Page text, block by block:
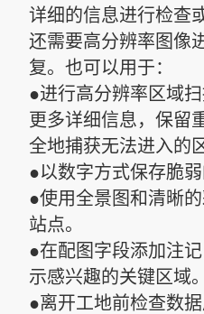
详细的信息进行检查
还需要高分辨率图像
复。也可以用于：
●进行高分辨率区域
更多详细信息，保留
全地捕获无法进入的
●以数字方式保存脆
●使用全景图和清晰
站点。
●在配图字段添加注
示感兴趣的关键区域。
●离开工地前检查数